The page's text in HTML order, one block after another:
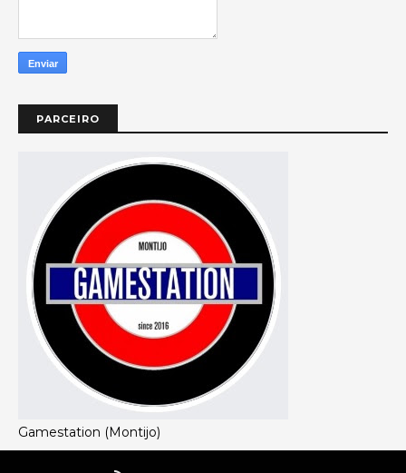
PARCEIRO
Gamestation (Montijo)